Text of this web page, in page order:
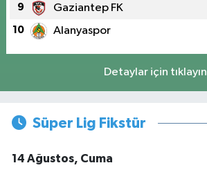
9 Gaziantep FK
10 Alanyaspor
Detaylar için tıklayın
Süper Lig Fikstür
14 Ağustos, Cuma